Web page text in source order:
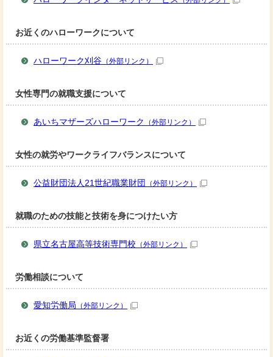
お近くのハローワークについて
ハローワーク刈谷 （外部リンク）
女性専門の就職支援について
あいちマザーズハローワーク （外部リンク）
女性の就労やワークライフバランスについて
公益財団法人21世紀職業財団 （外部リンク）
就職のための技能と技術を身につけたい方
県立名古屋高等技術専門校 （外部リンク）
労働相談について
愛知労働局 （外部リンク）
お近くの労働基準監督署